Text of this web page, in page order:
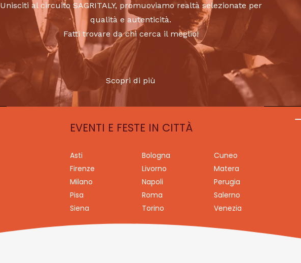
Unisciti al circuito SAGRITALY, promuoviamo realtà selezionate per
qualità e autenticità.
Fatti trovare da chi cerca il meglio!
Scopri di più
EVENTI E FESTE IN CITTÀ
Asti Bologna
Cuneo
Firenze
Livorno
Matera
Milano
Napoli
Perugia
Pisa
Roma
Salerno
Siena
Torino Venezia